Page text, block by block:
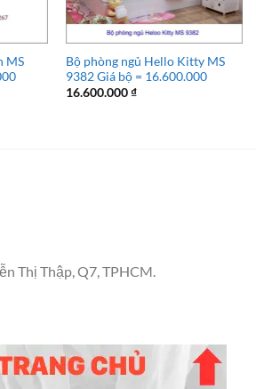
MS
Bộ phòng ngủ Hello Kitty MS
9382 Giá bộ = 16.600.000
16.600.000₫
Thị Thập, Q7, TPHCM.